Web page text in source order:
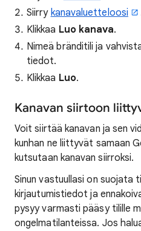
Siirry kanavaluetteloosi
Klikkaa Luo kanava.
Nimeä bränditili ja
tiedot.
Klikkaa Luo.
Kanavan siirtoon
Voit siirtää kanavan ja sen
kunhan ne liittyvät samaan
kutsutaan kanavan siirroksi.
Sinun vastuullasi on suojata
kirjautumistiedot ja
pysyy varmasti pääsy tilille
ongelmatilanteissa. Jos